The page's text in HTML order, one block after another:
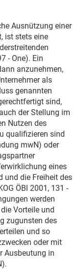
Ausnützung einer
ist stets eine
- One). Ein
anzunehmen,
als
genannten
sind,
der Stellung im
Nutzen des
qualifizieren sind
mwN) oder
eines
und die Freiheit des
ÖBl 2001, 131 -
werden
Vorteile und
zugunsten des
und so
oder mit
Ausbeutung in